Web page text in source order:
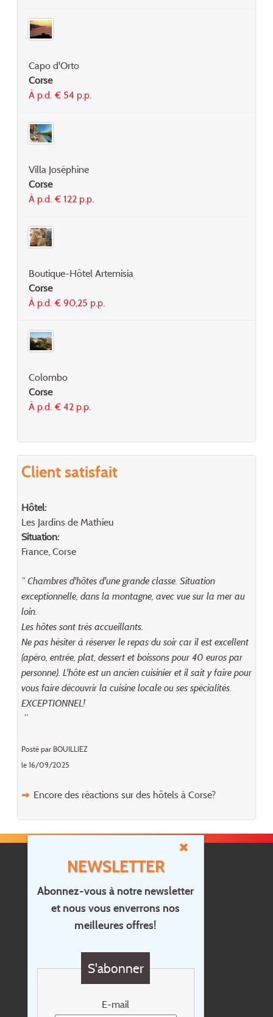
NEWSLETTER
Abonnez-vous à notre newsletter
et nous vous enverrons nos
meilleures offres!
S'abonner
E-mail
Capo d'Orto
Corse
À p.d. € 54 p.p.
Villa Joséphine
Corse
À p.d. € 122 p.p.
Boutique-Hôtel Artemisia
Corse
À p.d. € 90,25 p.p.
Colombo
Corse
À p.d. € 42 p.p.
Client satisfait
Hôtel:
Les Jardins de Mathieu
Situation:
France, Corse
“ Chambres d'hôtes d'une grande classe. Situation
exceptionnelle, dans la montagne, avec vue sur la mer au
loin.
Les hôtes sont très accueillants.
Ne pas hésiter à réserver le repas du soir car il est excellent
(apéro, entrée, plat, dessert et boissons pour 40 euros par
personne). L'hôte est un ancien cuisinier et il sait y faire pour
vous faire découvrir la cuisine locale ou ses spécialités.
EXCEPTIONNEL!
”
Posté par BOUILLIEZ
le 16/09/2025
Encore des réactions sur des hôtels à Corse?
Accueil
Contact
Questions?
Newsletter